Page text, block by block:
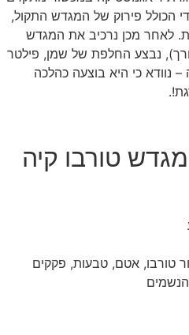
הכולל פירוק של המגדש התקול,
לאחר מכן נרכיב את המגדש
נבצע החלפת של שמן, פילטר
– נוודא כי היא בוצעה כהלכה
טורבו קיה
טורבו, אטם, טבעות, פקקים